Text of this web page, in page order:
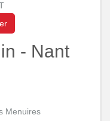
- Nant
Menuires